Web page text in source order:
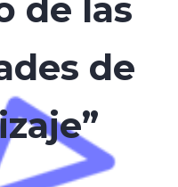
de las
de